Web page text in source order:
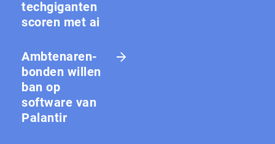
techgiganten
scoren met ai
Amb­te­na­ren­
bon­den willen
ban op
software van
Palantir